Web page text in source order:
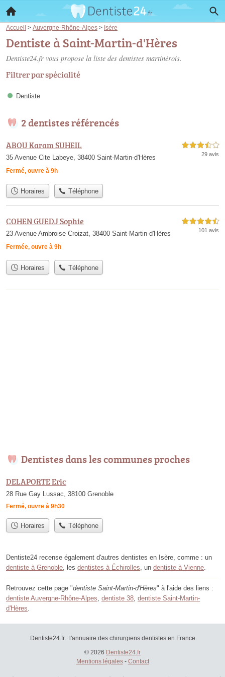
Accueil > Auvergne-Rhône-Alpes > Isère
Dentiste à Saint-Martin-d'Hères
Dentiste24.fr vous propose la liste des dentistes martinérois.
Filtrer par spécialité
Dentiste
2 dentistes référencés
ABOU Karam SUHEIL
35 Avenue Cite Labeye, 38400 Saint-Martin-d'Hères
Fermé, ouvre à 9h
3,5 étoiles sur 5
29 avis
Horaires Téléphone
COHEN GUEDJ Sophie
23 Avenue Ambroise Croizat, 38400 Saint-Martin-d'Hères
Fermée, ouvre à 9h
4,5 étoiles sur 5
101 avis
Horaires Téléphone
Dentistes dans les communes proches
DELAPORTE Eric
28 Rue Gay Lussac, 38100 Grenoble
Fermé, ouvre à 9h30
Horaires Téléphone
Dentiste24 recense également d'autres dentistes en Isère, comme : un
dentiste à Grenoble, les dentistes à Échirolles, un dentiste à Vienne.
Retrouvez cette page "dentiste Saint-Martin-d'Hères" à l'aide des liens :
dentiste Auvergne-Rhône-Alpes, dentiste 38, dentiste Saint-Martin-
d'Hères.
Dentiste24.fr : l'annuaire des chirurgiens dentistes en France
© 2026 Dentiste24.fr
Mentions légales- Contact